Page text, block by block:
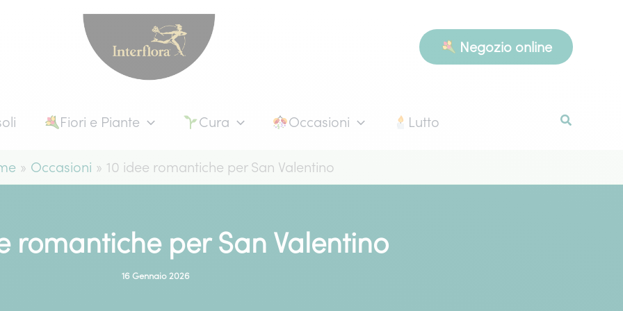
Negozio online
Fiori e Piante Cura Occasioni Lutto
Occasioni 10 idee romantiche per San Valentino
romantiche per San Valentino
16 Gennaio 2026